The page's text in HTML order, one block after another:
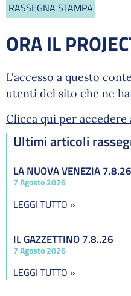
RASSEGNA STAMPA
ORA IL
L'accesso a questo
utenti del sito che ne
Clicca qui per accedere
Ultimi articoli
LA NUOVA VENEZIA 7.8.26
7 Agosto 2026
LEGGI TUTTO »
IL GAZZETTINO 7.8..26
7 Agosto 2026
LEGGI TUTTO »